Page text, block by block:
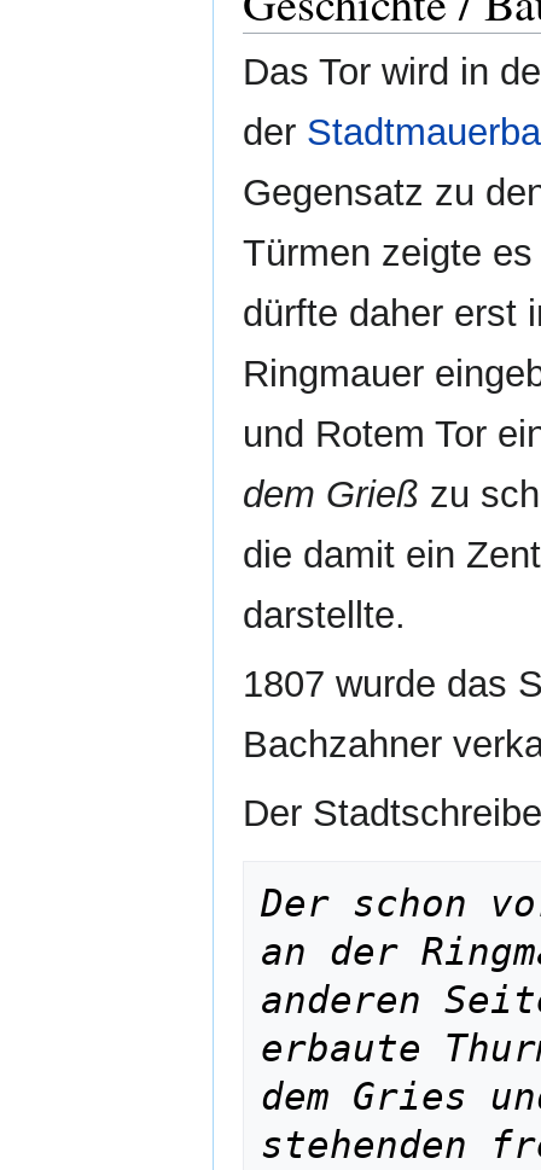
Das Tor wird in
der
Gegensatz zu
Türmen zeigte
dürfte daher erst
Ringmauer
und Rotem Tor
dem Grieß zu
die damit ein
darstellte.
1807 wurde das
Bachzahner
Der
Der schon
an der
anderen
erbaute
dem Gries
stehenden